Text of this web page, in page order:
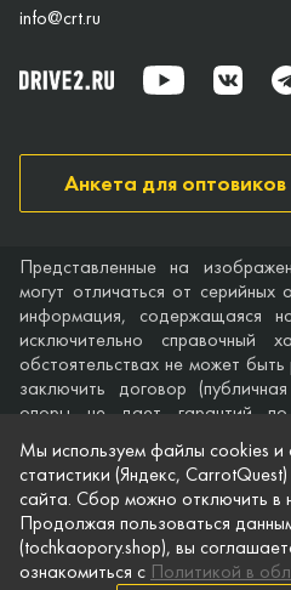
info@crt.ru
Анкета для оптовиков
Представленные на
могут отличаться от
информация, содержащаяся
исключительно
обстоятельствах не может
заключить договор
опоры не дает гарантий по
точности и полноты
поводу беспрепятственного
Технические
указанные на сайте,
изменены в любое время без
Мы используем файлы cookies и
статистики (Яндекс,
сайта. Сбор можно отключить в
Продолжая пользоваться
(tochkaopory.shop), вы
ознакомиться с Политикой в